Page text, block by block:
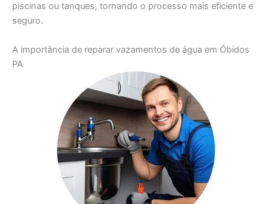
piscinas ou tanques, tornando o processo mais eficiente e
seguro.
A importância de reparar vazamentos de água em Óbidos
PA